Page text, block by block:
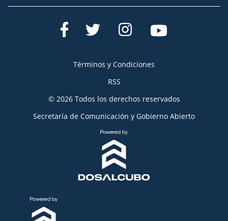
Términos y Condiciones
RSS
© 2026 Todos los derechos reservados
Secretaría de Comunicación y Gobierno Abierto